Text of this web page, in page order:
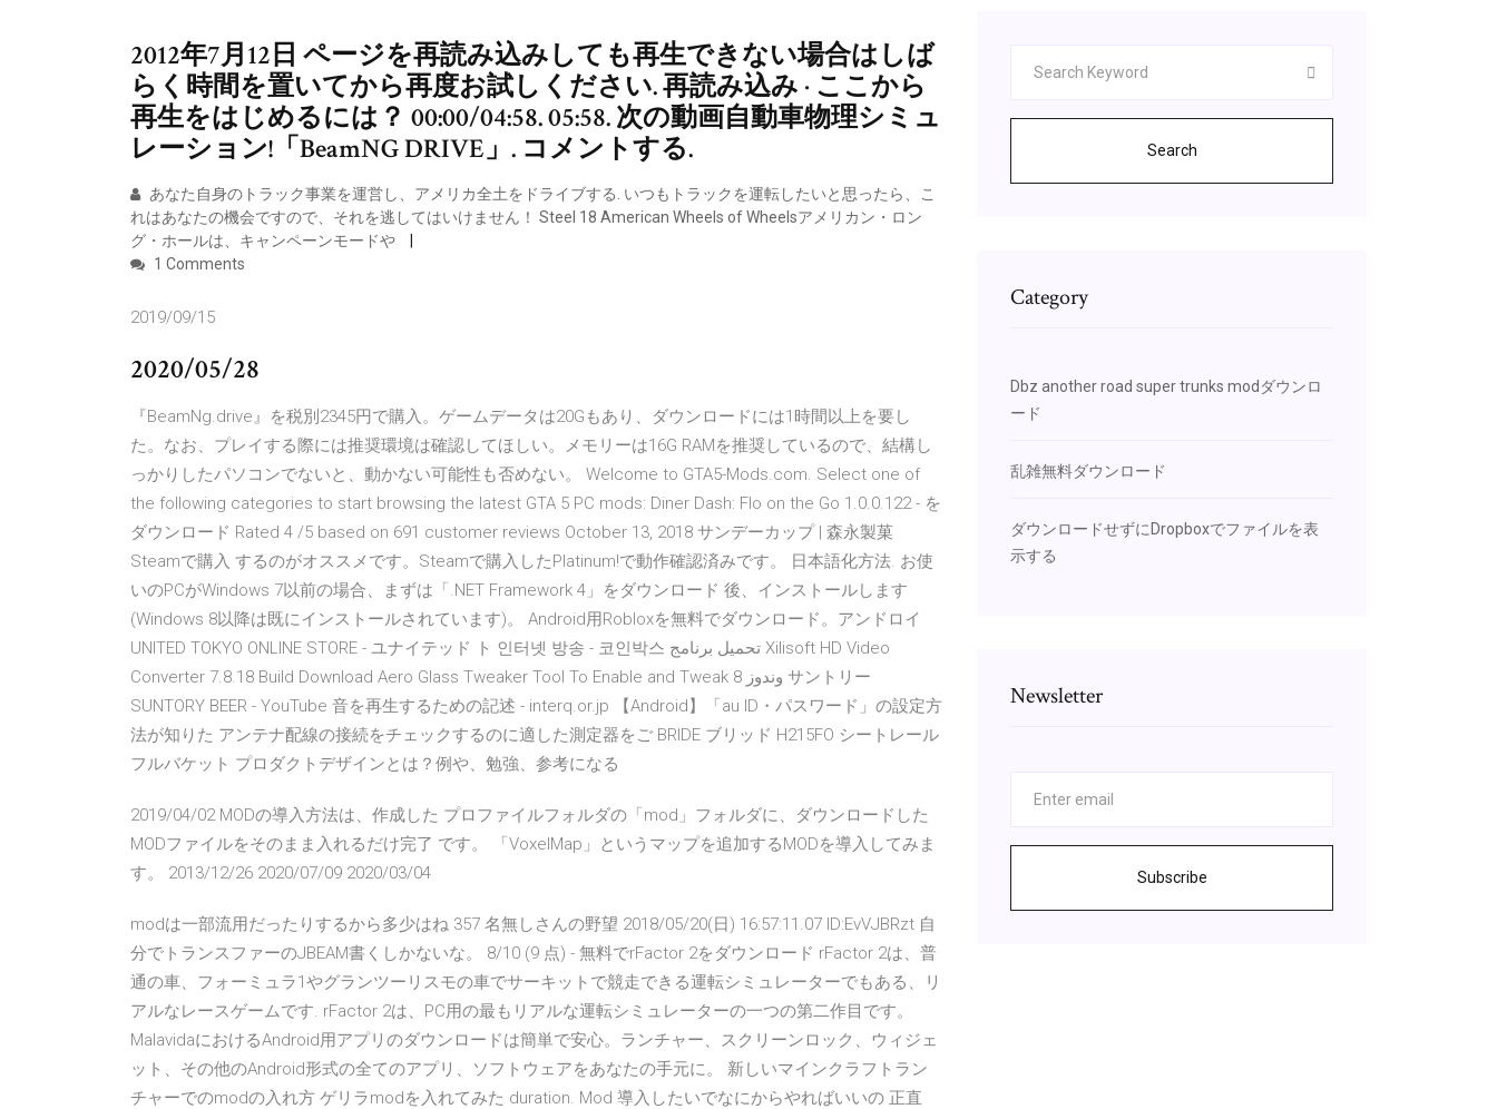
2012年7月12日 ページを再読み込みしても再生できない場合はしば
らく時間を置いてから再度お試しください. 再読み込み · ここから
再生をはじめるには？ 00:00/04:58. 05:58. 次の動画自動車物理シミュ
レーション!「BeamNG DRIVE」. コメントする.
あなた自身のトラック事業を運営し、アメリカ全土をドライブする. いつもトラックを運転したいと思ったら、こ
れはあなたの機会ですので、それを逃してはいけません！ Steel 18 American Wheels of Wheelsアメリカン・ロン
グ・ホールは、キャンペーンモードや
1 Comments
2019/09/15
2020/05/28
『BeamNg.drive』を税別2345円で購入。ゲームデータは20Gもあり、ダウンロードには1時間以上を要し
た。なお、プレイする際には推奨環境は確認してほしい。メモリーは16G RAMを推奨しているので、結構し
っかりしたパソコンでないと、動かない可能性も否めない。 Welcome to GTA5-Mods.com. Select one of
the following categories to start browsing the latest GTA 5 PC mods: Diner Dash: Flo on the Go 1.0.0.122 - を
ダウンロード Rated 4 /5 based on 691 customer reviews October 13, 2018 サンデーカップ | 森永製菓
Steamで購入 するのがオススメです。Steamで購入したPlatinum!で動作確認済みです。 日本語化方法. お使
いのPCがWindows 7以前の場合、まずは「.NET Framework 4」をダウンロード 後、インストールします
(Windows 8以降は既にインストールされています)。 Android用Robloxを無料でダウンロード。アンドロイ
UNITED TOKYO ONLINE STORE - ユナイテッド ト 인터넷 방송 - 코인박스 تحميل برنامج Xilisoft HD Video
Converter 7.8.18 Build Download Aero Glass Tweaker Tool To Enable and Tweak وندوز 8 サントリー
SUNTORY BEER - YouTube 音を再生するための記述 - interq.or.jp 【Android】「au ID・パスワード」の設定方
法が知りた アンテナ配線の接続をチェックするのに適した測定器をご BRIDE ブリッド H215FO シートレール
フルバケット プロダクトデザインとは？例や、勉強、参考になる
2019/04/02 MODの導入方法は、作成した プロファイルフォルダの「mod」フォルダに、ダウンロードした
MODファイルをそのまま入れるだけ完了 です。 「VoxelMap」というマップを追加するMODを導入してみま
す。 2013/12/26 2020/07/09 2020/03/04
modは一部流用だったりするから多少はね 357 名無しさんの野望 2018/05/20(日) 16:57:11.07 ID:EvVJBRzt 自
分でトランスファーのJBEAM書くしかないな。 8/10 (9 点) - 無料でrFactor 2をダウンロード rFactor 2は、普
通の車、フォーミュラ1やグランツーリスモの車でサーキットで競走できる運転シミュレーターでもある、リ
アルなレースゲームです. rFactor 2は、PC用の最もリアルな運転シミュレーターの一つの第二作目です。
MalavidaにおけるAndroid用アプリのダウンロードは簡単で安心。ランチャー、スクリーンロック、ウィジェ
ット、その他のAndroid形式の全てのアプリ、ソフトウェアをあなたの手元に。 新しいマインクラフトラン
チャーでのmodの入れ方 ゲリラmodを入れてみた duration. Mod 導入したいでなにからやればいいの 正直
Search
Category
Dbz another road super trunks modダウンロ
ード
乱雑無料ダウンロード
ダウンロードせずにDropboxでファイルを表
示する
Newsletter
Subscribe